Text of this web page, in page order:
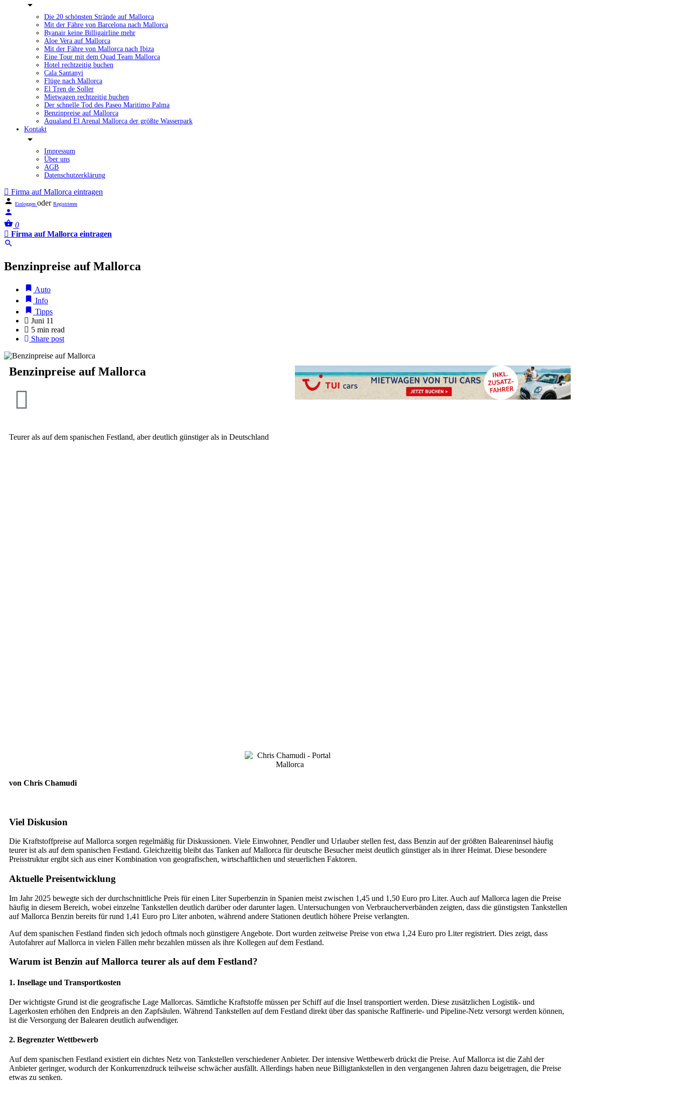
Die 20 schönsten Strände auf Mallorca
Mit der Fähre von Barcelona nach Mallorca
Ryanair keine Billigairline mehr
Aloe Vera auf Mallorca
Mit der Fähre von Mallorca nach Ibiza
Eine Tour mit dem Quad Team Mallorca
Hotel rechtzeitig buchen
Cala Santanyi
Flüge nach Mallorca
El Tren de Soller
Mietwagen rechtzeitig buchen
Der schnelle Tod des Paseo Maritimo Palma
Benzinpreise auf Mallorca
Aqualand El Arenal Mallorca der größte Wasserpark
Kontakt
Impressum
Über uns
AGB
Datenschutzerklärung
Firma auf Mallorca eintragen
Einloggen oder Registrieren
0
Firma auf Mallorca eintragen
Benzinpreise auf Mallorca
Auto
Info
Tipps
Juni 11
5 min read
Share post
Benzinpreise auf Mallorca
Teurer als auf dem spanischen Festland, aber deutlich günstiger als in Deutschland
von Chris Chamudi
Viel Diskusion
Die Kraftstoffpreise auf Mallorca sorgen regelmäßig für Diskussionen. Viele Einwohner, Pendler und Urlauber stellen fest, dass Benzin auf der größten Baleareninsel häufig
teurer ist als auf dem spanischen Festland. Gleichzeitig bleibt das Tanken auf Mallorca für deutsche Besucher meist deutlich günstiger als in ihrer Heimat. Diese besondere
Preisstruktur ergibt sich aus einer Kombination von geografischen, wirtschaftlichen und steuerlichen Faktoren.
Aktuelle Preisentwicklung
Im Jahr 2025 bewegte sich der durchschnittliche Preis für einen Liter Superbenzin in Spanien meist zwischen 1,45 und 1,50 Euro pro Liter. Auch auf Mallorca lagen die Preise
häufig in diesem Bereich, wobei einzelne Tankstellen deutlich darüber oder darunter lagen. Untersuchungen von Verbraucherverbänden zeigten, dass die günstigsten Tankstellen
auf Mallorca Benzin bereits für rund 1,41 Euro pro Liter anboten, während andere Stationen deutlich höhere Preise verlangten.
Auf dem spanischen Festland finden sich jedoch oftmals noch günstigere Angebote. Dort wurden zeitweise Preise von etwa 1,24 Euro pro Liter registriert. Dies zeigt, dass
Autofahrer auf Mallorca in vielen Fällen mehr bezahlen müssen als ihre Kollegen auf dem Festland.
Warum ist Benzin auf Mallorca teurer als auf dem Festland?
1. Insellage und Transportkosten
Der wichtigste Grund ist die geografische Lage Mallorcas. Sämtliche Kraftstoffe müssen per Schiff auf die Insel transportiert werden. Diese zusätzlichen Logistik- und
Lagerkosten erhöhen den Endpreis an den Zapfsäulen. Während Tankstellen auf dem Festland direkt über das spanische Raffinerie- und Pipeline-Netz versorgt werden können,
ist die Versorgung der Balearen deutlich aufwendiger.
2. Begrenzter Wettbewerb
Auf dem spanischen Festland existiert ein dichtes Netz von Tankstellen verschiedener Anbieter. Der intensive Wettbewerb drückt die Preise. Auf Mallorca ist die Zahl der
Anbieter geringer, wodurch der Konkurrenzdruck teilweise schwächer ausfällt. Allerdings haben neue Billigtankstellen in den vergangenen Jahren dazu beigetragen, die Preise
etwas zu senken.